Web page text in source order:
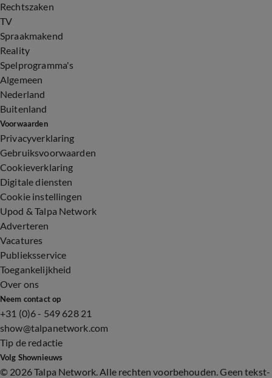
Rechtszaken
TV
Spraakmakend
Reality
Spelprogramma's
Algemeen
Nederland
Buitenland
Voorwaarden
Privacyverklaring
Gebruiksvoorwaarden
Cookieverklaring
Digitale diensten
Cookie instellingen
Upod & Talpa Network
Adverteren
Vacatures
Publieksservice
Toegankelijkheid
Over ons
Neem contact op
+31 (0)6 - 549 628 21
show@talpanetwork.com
Tip de redactie
Volg Shownieuws
© 2026 Talpa Network. Alle rechten voorbehouden. Geen tekst-